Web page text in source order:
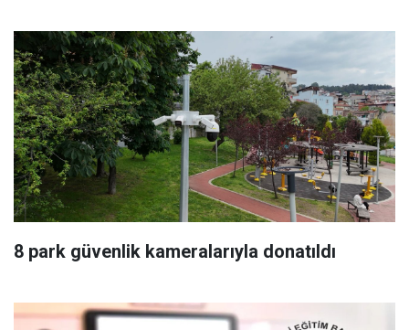
8 park güvenlik kameralarıyla donatıldı